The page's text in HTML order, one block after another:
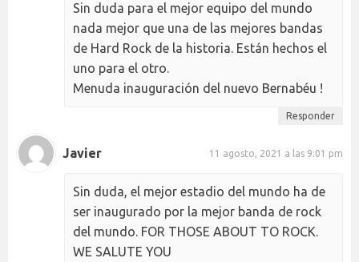
Sin duda para el mejor equipo del mundo
nada mejor que una de las mejores bandas
de Hard Rock de la historia. Están hechos el
uno para el otro.
Menuda inauguración del nuevo Bernabéu !
Responder
Javier 11 agosto, 2021 a las 9:01 pm
Sin duda, el mejor estadio del mundo ha de
ser inaugurado por la mejor banda de rock
del mundo. FOR THOSE ABOUT TO ROCK.
WE SALUTE YOU